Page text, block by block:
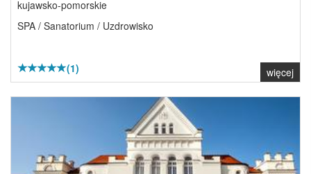
kujawsko-pomorskie
SPA / Sanatorium / Uzdrowisko
(1) więcej